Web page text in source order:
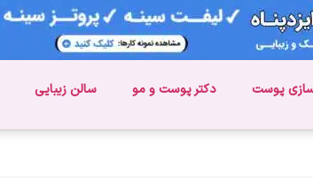
پوست دکتر پوست و مو سالن زیبایی